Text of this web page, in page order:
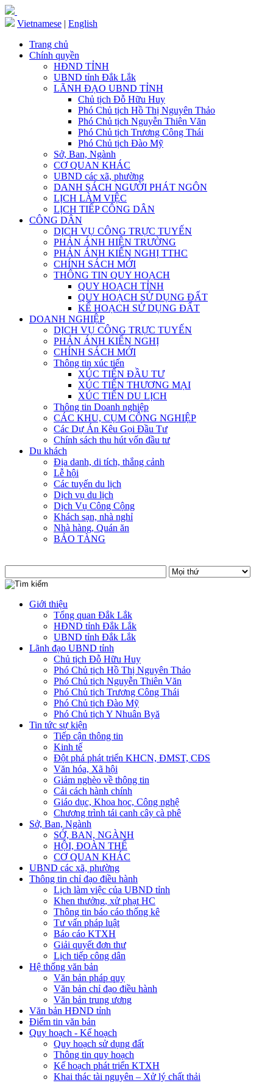
Vietnamese | English
Trang chủ
Chính quyền
HĐND TỈNH
UBND tỉnh Đắk Lắk
LÃNH ĐẠO UBND TỈNH
Chủ tịch Đỗ Hữu Huy
Phó Chủ tịch Hồ Thị Nguyên Thảo
Phó Chủ tịch Nguyễn Thiên Văn
Phó Chủ tịch Trương Công Thái
Phó Chủ tịch Đào Mỹ
Sở, Ban, Ngành
CƠ QUAN KHÁC
UBND các xã, phường
DANH SÁCH NGƯỜI PHÁT NGÔN
LỊCH LÀM VIỆC
LỊCH TIẾP CÔNG DÂN
CÔNG DÂN
DỊCH VỤ CÔNG TRỰC TUYẾN
PHẢN ÁNH HIỆN TRƯỜNG
PHẢN ÁNH KIẾN NGHỊ TTHC
CHÍNH SÁCH MỚI
THÔNG TIN QUY HOẠCH
QUY HOẠCH TỈNH
QUY HOẠCH SỬ DỤNG ĐẤT
KẾ HOẠCH SỬ DỤNG ĐẤT
DOANH NGHIỆP
DỊCH VỤ CÔNG TRỰC TUYẾN
PHẢN ÁNH KIẾN NGHỊ
CHÍNH SÁCH MỚI
Thông tin xúc tiến
XÚC TIẾN ĐẦU TƯ
XÚC TIẾN THƯƠNG MẠI
XÚC TIẾN DU LỊCH
Thông tin Doanh nghiệp
CÁC KHU, CỤM CÔNG NGHIỆP
Các Dự Án Kêu Gọi Đầu Tư
Chính sách thu hút vốn đầu tư
Du khách
Địa danh, di tích, thắng cảnh
Lễ hội
Các tuyến du lịch
Dịch vụ du lịch
Dịch Vụ Công Cộng
Khách sạn, nhà nghỉ
Nhà hàng, Quán ăn
BẢO TÀNG
Giới thiệu
Tổng quan Đắk Lắk
HĐND tỉnh Đắk Lắk
UBND tỉnh Đắk Lắk
Lãnh đạo UBND tỉnh
Chủ tịch Đỗ Hữu Huy
Phó Chủ tịch Hồ Thị Nguyên Thảo
Phó Chủ tịch Nguyễn Thiên Văn
Phó Chủ tịch Trương Công Thái
Phó Chủ tịch Đào Mỹ
Phó Chủ tịch Y Nhuân Byă
Tin tức sự kiện
Tiếp cận thông tin
Kinh tế
Đột phá phát triển KHCN, ĐMST, CĐS
Văn hóa, Xã hội
Giảm nghèo về thông tin
Cải cách hành chính
Giáo dục, Khoa học, Công nghệ
Chương trình tái canh cây cà phê
Sở, Ban, Ngành
SỞ, BAN, NGÀNH
HỘI, ĐOÀN THỂ
CƠ QUAN KHÁC
UBND các xã, phường
Thông tin chỉ đạo điều hành
Lịch làm việc của UBND tỉnh
Khen thưởng, xử phạt HC
Thông tin báo cáo thống kê
Tư vấn pháp luật
Báo cáo KTXH
Giải quyết đơn thư
Lịch tiếp công dân
Hệ thống văn bản
Văn bản pháp quy
Văn bản chỉ đạo điều hành
Văn bản trung ương
Văn bản HĐND tỉnh
Điểm tin văn bản
Quy hoạch - Kế hoạch
Quy hoạch sử dụng đất
Thông tin quy hoạch
Kế hoạch phát triển KTXH
Khai thác tài nguyên – Xử lý chất thải